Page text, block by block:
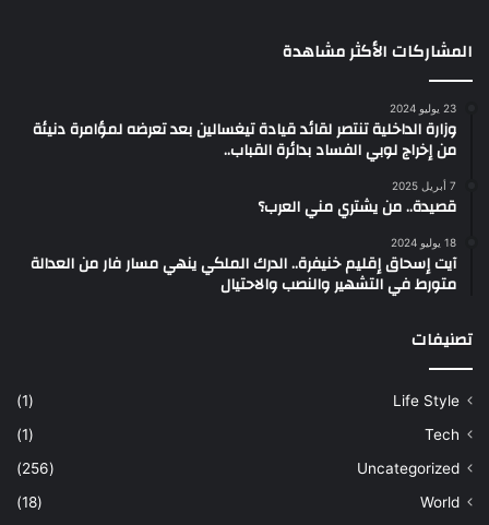
المشاركات الأكثر مشاهدة
23 يوليو 2024
وزارة الداخلية تنتصر لقائد قيادة تيغسالين بعد تعرضه لمؤامرة دنيئة
من إخراج لوبي الفساد بدائرة القباب..
7 أبريل 2025
قصيدة.. من يشتري مني العرب؟
18 يوليو 2024
آيت إسحاق إقليم خنيفرة.. الدرك الملكي ينهي مسار فار من العدالة
متورط في التشهير والنصب والاحتيال
تصنيفات
Life Style
(1)
Tech
(1)
Uncategorized
(256)
World
(18)